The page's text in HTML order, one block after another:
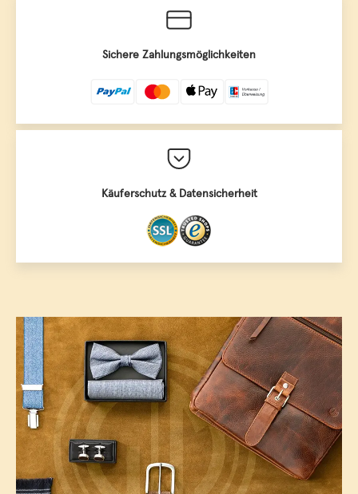
Sichere Zahlungsmöglichkeiten
Käuferschutz & Datensicherheit